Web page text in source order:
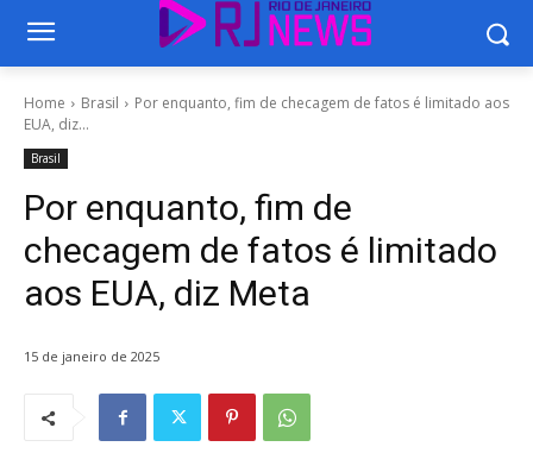
Home Brasil
Por enquanto, fim de checagem de fatos é limitado aos
EUA, diz...
Brasil
Por enquanto, fim de
checagem de fatos é limitado
aos EUA, diz Meta
15 de janeiro de 2025